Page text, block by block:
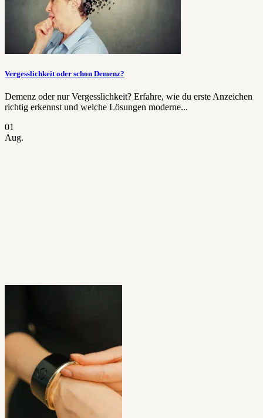
Vergesslichkeit oder schon Demenz?
Demenz oder nur Vergesslichkeit? Erfahre, wie du erste Anzeichen
richtig erkennst und welche Lösungen moderne...
01
Aug.